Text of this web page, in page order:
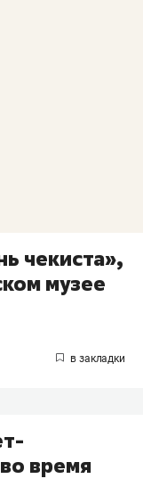
чекиста»,
музее
время